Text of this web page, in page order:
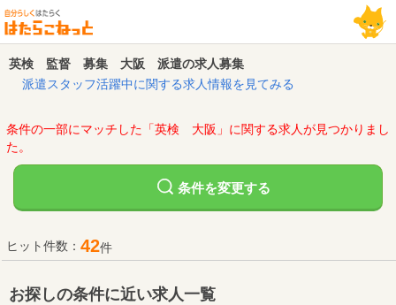
英検 監督 募集 大阪 派遣の求人募集
派遣スタッフ活躍中に関する求人情報を見てみる
条件の一部にマッチした「英検 大阪」に関する求人が見つかりまし
た。
条件を変更する
ヒット件数： 42件
お探しの条件に近い求人一覧